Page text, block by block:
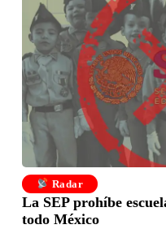
Radar
La SEP prohíbe
todo México